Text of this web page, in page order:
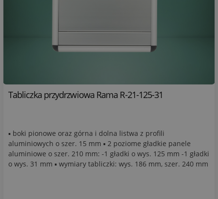
Tabliczka przydrzwiowa Rama R-21-125-31
▪ boki pionowe oraz górna i dolna listwa z profili
aluminiowych o szer. 15 mm ▪ 2 poziome gładkie panele
aluminiowe o szer. 210 mm: -1 gładki o wys. 125 mm -1 gładki
o wys. 31 mm ▪ wymiary tabliczki: wys. 186 mm, szer. 240 mm